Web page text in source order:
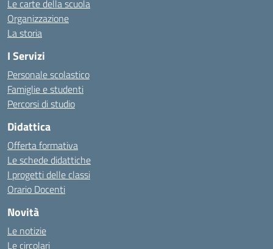
Le carte della scuola
Organizzazione
La storia
I Servizi
Personale scolastico
Famiglie e studenti
Percorsi di studio
Didattica
Offerta formativa
Le schede didattiche
I progetti delle classi
Orario Docenti
Novità
Le notizie
Le circolari